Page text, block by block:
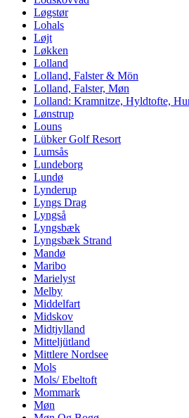
Løgstør
Lohals
Løjt
Løkken
Lolland
Lolland, Falster & Mön
Lolland, Falster, Møn
Lolland: Kramnitze, Hyldtofte,
Lønstrup
Louns
Lübker Golf Resort
Lumsås
Lundeborg
Lundø
Lynderup
Lyngs Drag
Lyngså
Lyngsbæk
Lyngsbæk Strand
Mandø
Maribo
Marielyst
Melby
Middelfart
Midskov
Midtjylland
Mitteljütland
Mittlere Nordsee
Mols
Mols/ Ebeltoft
Mommark
Møn